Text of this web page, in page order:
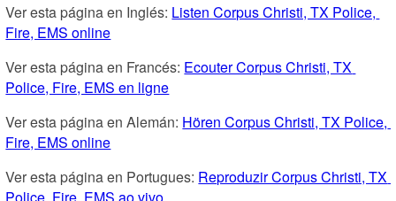
Ver esta página en Inglés: Listen Corpus Christi, TX Police,
Fire, EMS online
Ver esta página en Francés: Ecouter Corpus Christi, TX
Police, Fire, EMS en ligne
Ver esta página en Alemán: Hören Corpus Christi, TX Police,
Fire, EMS online
Ver esta página en Portugues: Reproduzir Corpus Christi, TX
Police, Fire, EMS ao vivo